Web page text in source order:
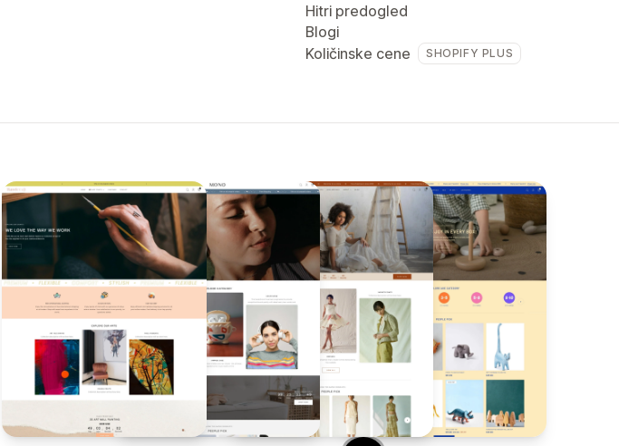
Hitri predogled
Blogi
Količinske cene
SHOPIFY PLUS